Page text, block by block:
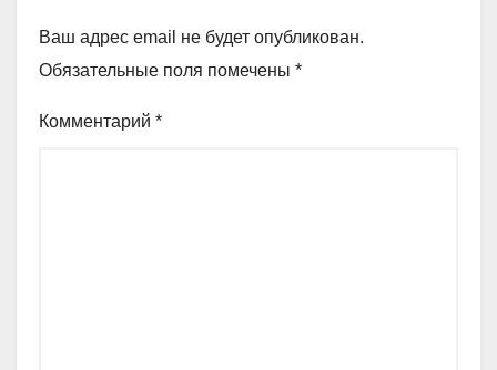
Ваш адрес email не будет опубликован.
Обязательные поля помечены *
Комментарий *